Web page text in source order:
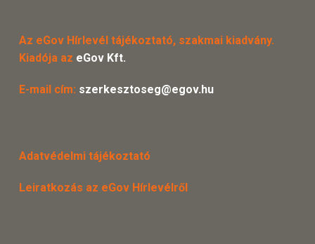
Az eGov Hírlevél tájékoztató, szakmai kiadvány.
Kiadója az eGov Kft.
E-mail cím: szerkesztoseg@egov.hu
Adatvédelmi tájékoztató
Leiratkozás az eGov Hírlevélről